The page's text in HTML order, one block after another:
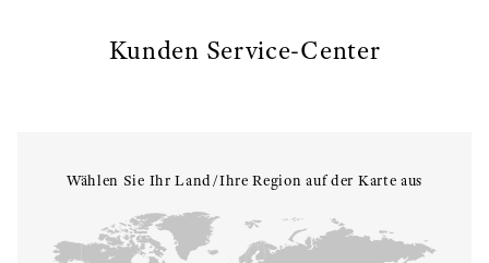
Kunden Service-Center
Wählen Sie Ihr Land/Ihre Region auf der Karte aus